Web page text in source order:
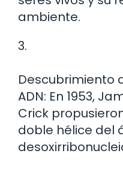
ambiente.
3.
Descubrimiento
ADN: En 1953,
Crick
doble hélice del